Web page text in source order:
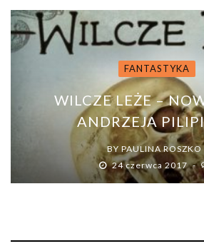
FANTASTYKA
WILCZE LEŻE –
ANDRZEJA
BY PAULINA ROSZKO
24 czerwca 2017